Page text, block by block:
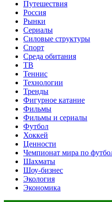
Путешествия
Россия
Рынки
Сериалы
Силовые структуры
Спорт
Среда обитания
ТВ
Теннис
Технологии
Тренды
Фигурное катание
Фильмы
Фильмы и сериалы
Футбол
Хоккей
Ценности
Чемпионат мира по
Шахматы
Шоу-бизнес
Экология
Экономика